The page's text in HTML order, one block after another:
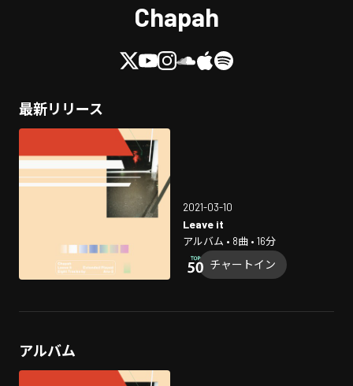
Chapah
最新リリース
2021-03-10
Leave it
アルバム • 8曲 • 16分
チャートイン
アルバム